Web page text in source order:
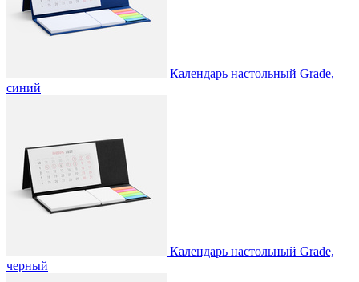
Календарь настольный Grade,
синий
Календарь настольный Grade,
черный